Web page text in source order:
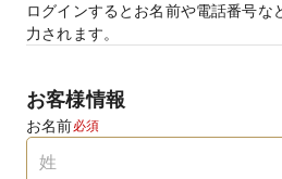
ログインするとお名前や電話番号な
力されます。
お客様情報
お名前必須